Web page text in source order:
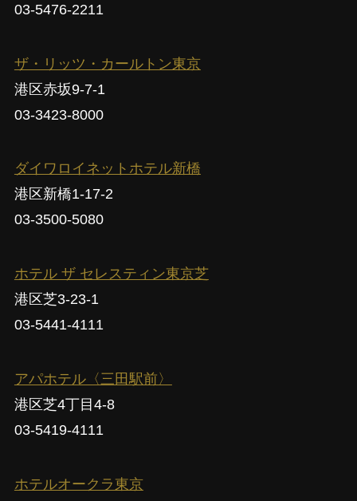
03-5476-2211
ザ・リッツ・カールトン東京
港区赤坂9-7-1
03-3423-8000
ダイワロイネットホテル新橋
港区新橋1-17-2
03-3500-5080
ホテル ザ セレスティン東京芝
港区芝3-23-1
03-5441-4111
アパホテル〈三田駅前〉
港区芝4丁目4-8
03-5419-4111
ホテルオークラ東京